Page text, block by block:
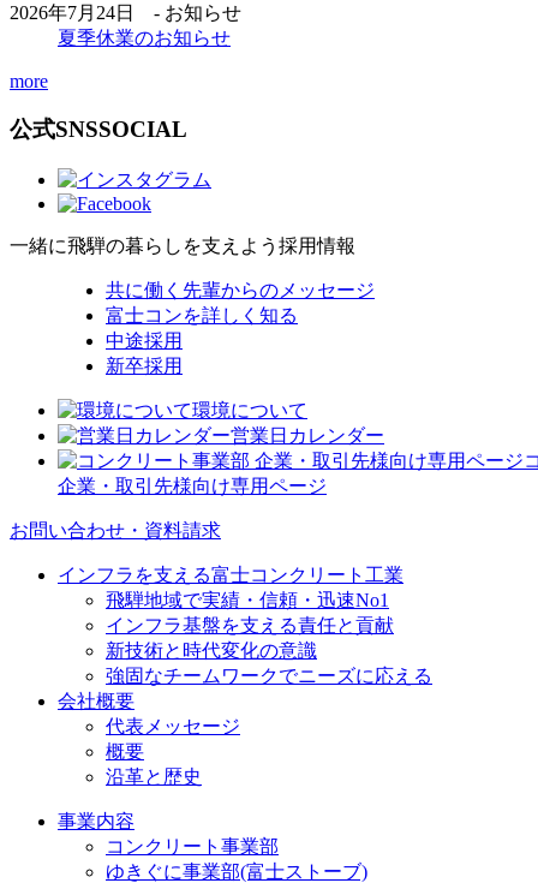
2026年7月24日 - お知らせ
夏季休業のお知らせ
more
公式SNSSOCIAL
一緒に飛騨の暮らしを支えよう 採用情報
共に働く先輩からのメッセージ
富士コンを詳しく知る
中途採用
新卒採用
環境について
営業日カレンダー
企業・取引先様向け専用ページ
お問い合わせ・資料請求
インフラを支える富士コンクリート工業
飛騨地域で実績・信頼・迅速No1
インフラ基盤を支える責任と貢献
新技術と時代変化の意識
強固なチームワークでニーズに応える
会社概要
代表メッセージ
概要
沿革と歴史
事業内容
コンクリート事業部
ゆきぐに事業部(富士ストーブ)